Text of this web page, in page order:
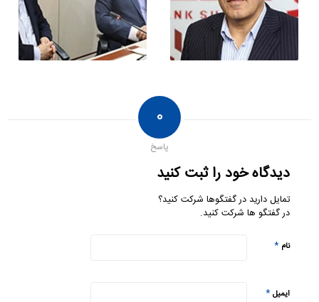
۰
پاسخ
دیدگاه خود را ثبت کنید
تمایل دارید در گفتگوها شرکت کنید؟
در گفتگو ها شرکت کنید.
نام*
ایمیل*